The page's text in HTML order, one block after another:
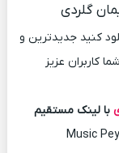
گلردی
کنید جدیدترین و
کاربران عزیز
با لینک مستقیم
Music